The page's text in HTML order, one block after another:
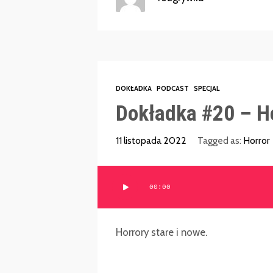
DOKŁADKA PODCAST SPECJAL
Dokładka #20 –
11 listopada 2022 Tagged as: Horror
plików
dźwiękowych
00:00
Horrory stare i nowe.